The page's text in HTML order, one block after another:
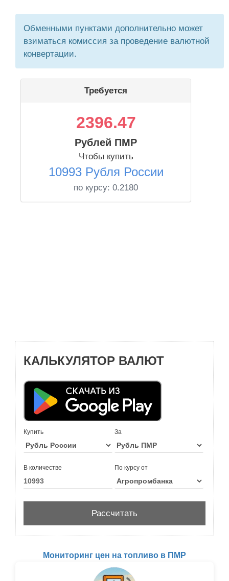
Обменными пунктами дополнительно может
взиматься комиссия за проведение валютной
конвертации.
Требуется
2396.47
Рублей ПМР
Чтобы купить
10993 Рубля России
по курсу: 0.2180
КАЛЬКУЛЯТОР ВАЛЮТ
Купить За
В количестве По курсу от
Мониторинг цен на топливо в ПМР